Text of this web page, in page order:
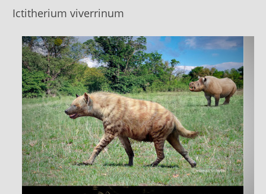
Ictitherium viverrinum